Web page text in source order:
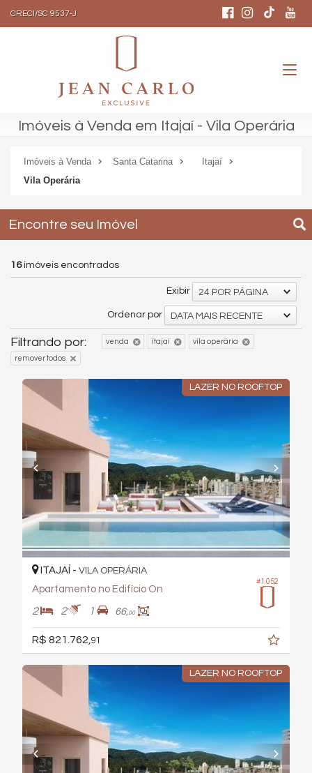
CRECI/SC 9537-J
Imóveis à Venda em Itajaí - Vila Operária
Imóveis à Venda Santa Catarina
Itajaí
Vila Operária
Encontre seu Imóvel
16imóveis encontrados
Exibir 24 POR PÁGINA
Ordenar por DATA MAIS RECENTE
Filtrando por: venda itajaí vila operária
remover todos
LAZER NO ROOFTOP
#1.052
ITAJAÍ - VILA OPERÁRIA
Apartamento no Edifício On
2 2 1 66,00
R$ 821.762, 91
LAZER NO ROOFTOP